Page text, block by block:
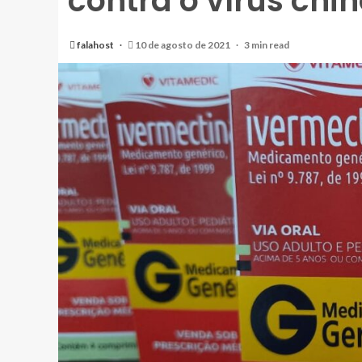
falahost 10 de agosto de 2021 3 min read